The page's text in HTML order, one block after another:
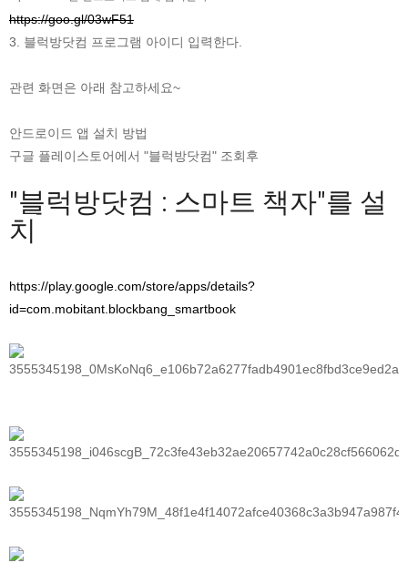
https://goo.gl/03wF51
3. 블럭방닷컴 프로그램 아이디 입력한다.
관련 화면은 아래 참고하세요~
안드로이드 앱 설치 방법
구글 플레이스토어에서 "블럭방닷컴" 조회후
"블럭방닷컴 : 스마트 책자"를 설
치
https://play.google.com/store/apps/details?
id=com.mobitant.blockbang_smartbook